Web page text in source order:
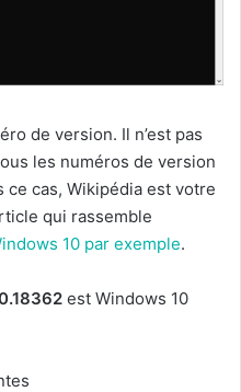
de version. Il n’est pas
les numéros de version
ce cas, Wikipédia est votre
qui rassemble
10 par exemple.
est Windows 10